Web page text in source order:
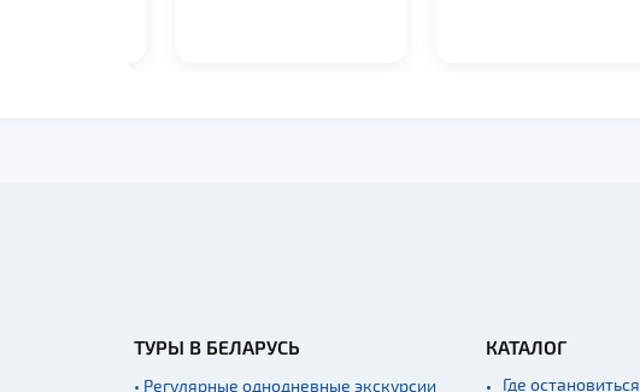
ТУРЫ В БЕЛАРУСЬ
• Регулярные однодневные экскурсии
КАТАЛОГ
Где остановиться